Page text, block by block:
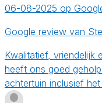
06-08-2025 op
Google review van
Kwalitatief, vriendelijk
heeft ons goed
achtertuin inclusief